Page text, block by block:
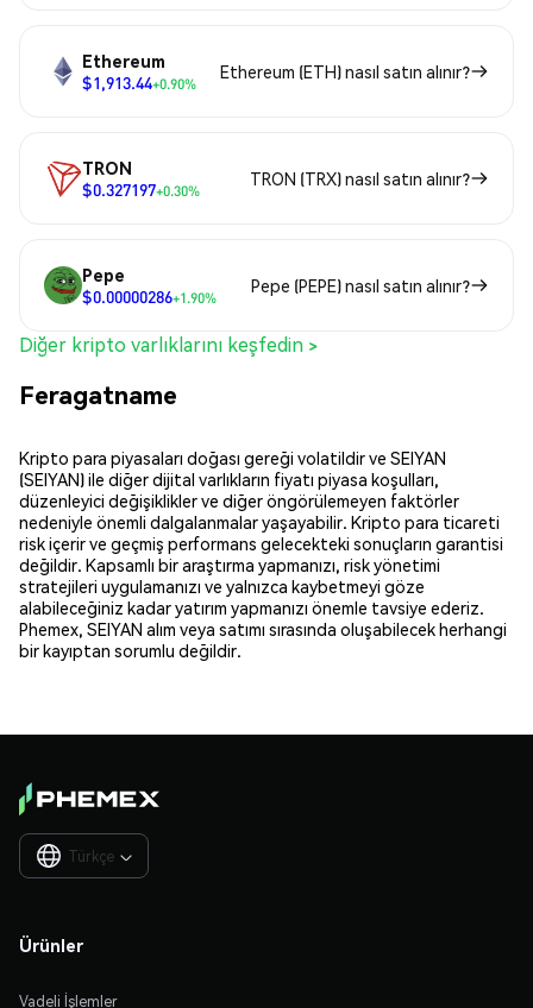
Ethereum
$1,913.44+0.90%
Ethereum (ETH) nasıl satın alınır?
TRON
$0.327197+0.30%
TRON (TRX) nasıl satın alınır?
Pepe
$0.00000286+1.90%
Pepe (PEPE) nasıl satın alınır?
Diğer kripto varlıklarını keşfedin >
Feragatname
Kripto para piyasaları doğası gereği volatildir ve SEIYAN
(SEIYAN) ile diğer dijital varlıkların fiyatı piyasa koşulları,
düzenleyici değişiklikler ve diğer öngörülemeyen faktörler
nedeniyle önemli dalgalanmalar yaşayabilir. Kripto para ticareti
risk içerir ve geçmiş performans gelecekteki sonuçların garantisi
değildir. Kapsamlı bir araştırma yapmanızı, risk yönetimi
stratejileri uygulamanızı ve yalnızca kaybetmeyi göze
alabileceğiniz kadar yatırım yapmanızı önemle tavsiye ederiz.
Phemex, SEIYAN alım veya satımı sırasında oluşabilecek herhangi
bir kayıptan sorumlu değildir.
Türkçe 
Ürünler
Vadeli İşlemler